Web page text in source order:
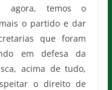
agora, temos o
o partido e dar
que foram
em defesa da
acima de tudo,
o direito de